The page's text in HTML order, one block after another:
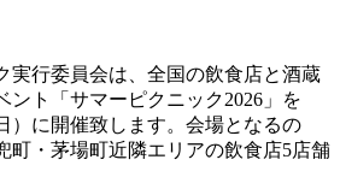
実⾏委員会は、全国の飲⾷店と酒蔵
ント「サマーピクニック2026」を
）に開催致します。会場となるの
町・茅場町近隣エリアの飲食店5店舗